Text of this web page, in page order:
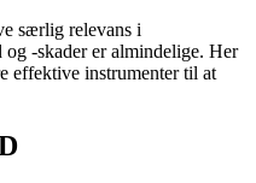
særlig relevans i
og -skader er almindelige. Her
effektive instrumenter til at